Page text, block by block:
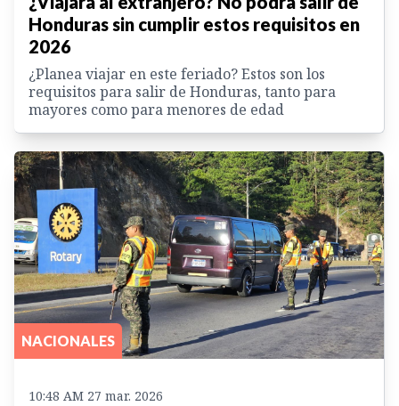
Honduras sin cumplir estos requisitos en
2026
¿Planea viajar en este feriado? Estos son los
requisitos para salir de Honduras, tanto para
mayores como para menores de edad
NACIONALES
10:48 AM 27 mar. 2026